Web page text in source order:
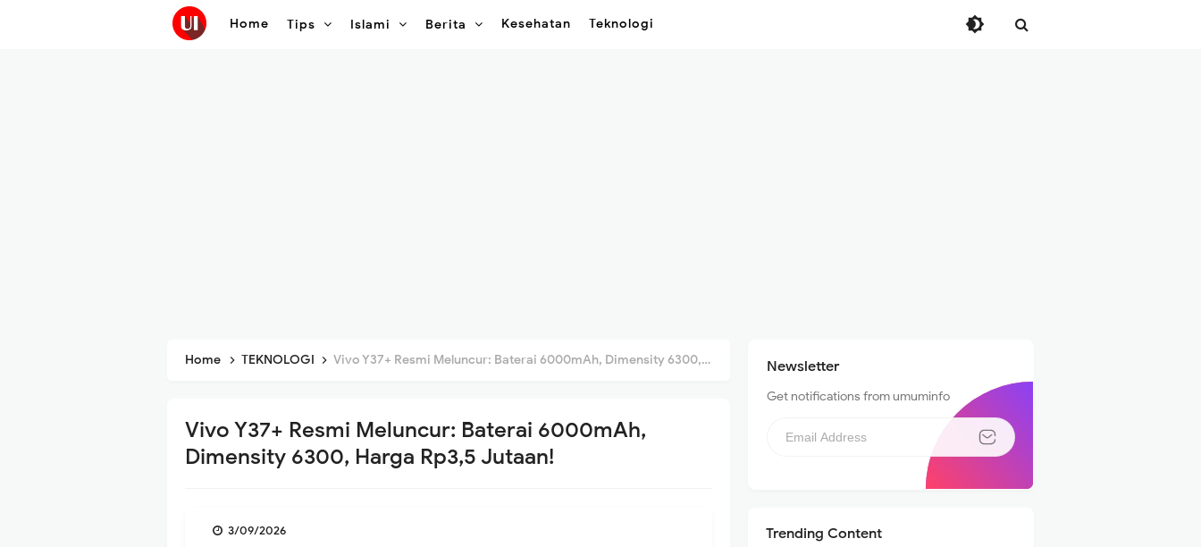
Home Tips Islami Berita Kesehatan Teknologi
Home TEKNOLOGI Vivo Y37+ Resmi Meluncur: Baterai 6000mAh, Dimensity 6300, Harga Rp3,5 Jutaan!
Vivo Y37+ Resmi Meluncur: Baterai 6000mAh,
Dimensity 6300, Harga Rp3,5 Jutaan!
3/09/2026
Newsletter
Get notifications from umuminfo
Trending Content